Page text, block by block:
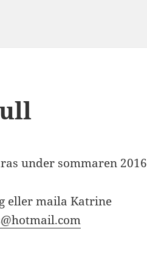
under sommaren 2016
eller maila Katrine